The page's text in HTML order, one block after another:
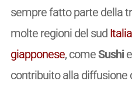
sempre fatto parte della
molte regioni del sud Italia
giapponese, comeSushie
contribuito alla diffusione